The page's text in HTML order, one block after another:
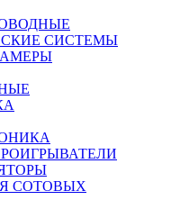
СИСТЕМЫ
СОТОВЫХ